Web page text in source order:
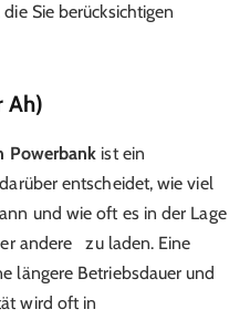
Sie berücksichtigen
Ah)
Powerbank ist ein
entscheidet, wie viel
und wie oft es in der Lage
andere zu laden. Eine
längere Betriebsdauer und
wird oft in